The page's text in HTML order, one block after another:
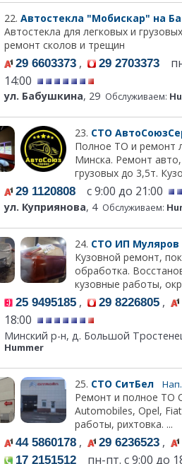
22. Автостекла "Мобискар" на
Автостекла для легковых и
ремонт сколов и трещин
29 6603373 , 29 2703373
14:00
ул. Бабушкина, 29 Обслуживаем:
23. СТО
Полное ТО и ремонт
Минска. Ремонт
грузовых до 3,5т.
29 1120808 с 9:00 до 21:00
ул. Куприянова, 4 Обслуживаем:
24. СТО ИП Муляров
Кузовной ремонт,
обработка.
кузовные работы,
25 9495185 , 29 8226805 ,
18:00
Минский р-н, д. Большой
Hummer
25. СТО СитБел
Ремонт и полное ТО
Automobiles, Opel,
работы, рихтовка. ...
44 5860178 , 29 6236523 ,
17 2151512 пн-пт. с 9:00 до